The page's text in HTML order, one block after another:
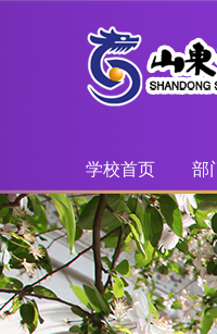
学校首页 部